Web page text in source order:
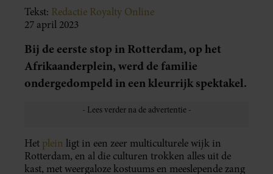
Tekst: Redactie Royalty Online
27 april 2023
Bij de eerste stop in Rotterdam, op het
Afrikaanderplein, werd de familie
ondergedompeld in een kleurrijk spektakel.
Het plein ligt in een zeer multiculturele wijk in
Rotterdam, en al die culturen trokken alles uit de
kast, met weergaloze kostuums en meeslepende zang